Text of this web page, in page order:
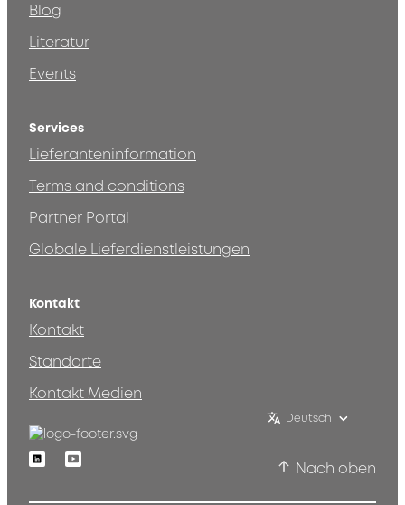
Blog
Literatur
Events
Services
Lieferanteninformation
Terms and conditions
Partner Portal
Globale Lieferdienstleistungen
Kontakt
Kontakt
Standorte
Kontakt Medien
Deutsch
LinkedinYoutube
Nach oben